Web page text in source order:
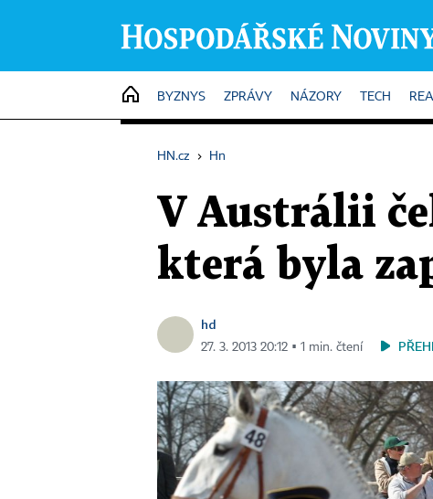
HOME
BYZNYS ZPRÁVY NÁZORY TECH
HN.cz › Hn
V Austrálii
která byla
hd
27. 3. 2013 20:12 ▪ 1 min. čtení